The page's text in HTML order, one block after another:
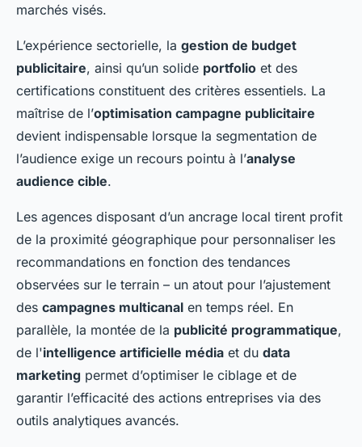
marchés visés.
L’expérience sectorielle, la gestion de budget
publicitaire, ainsi qu’un solide portfolio et des
certifications constituent des critères essentiels. La
maîtrise de l’optimisation campagne publicitaire
devient indispensable lorsque la segmentation de
l’audience exige un recours pointu à l’analyse
audience cible.
Les agences disposant d’un ancrage local tirent profit
de la proximité géographique pour personnaliser les
recommandations en fonction des tendances
observées sur le terrain – un atout pour l’ajustement
des campagnes multicanal en temps réel. En
parallèle, la montée de la publicité programmatique,
de l'intelligence artificielle média et du data
marketing permet d’optimiser le ciblage et de
garantir l’efficacité des actions entreprises via des
outils analytiques avancés.